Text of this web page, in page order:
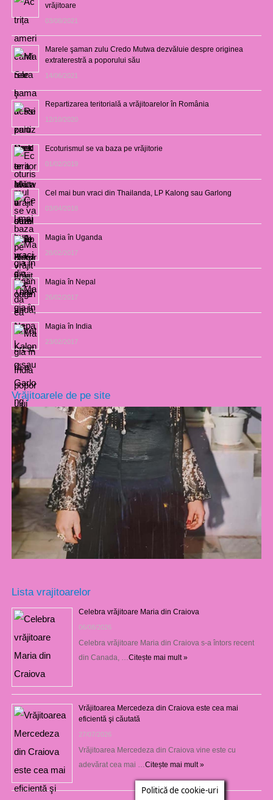
vrăjitoare
03/08/2021
Marele şaman zulu Credo Mutwa dezvăluie despre originea
extraterestră a poporului său
14/06/2021
Repartizarea teritorială a vrăjitoarelor în România
12/10/2020
Ecoturismul se va baza pe vrăjitorie
01/02/2019
Cel mai bun vraci din Thailanda, LP Kalong sau Garlong
03/04/2018
Magia în Uganda
28/02/2017
Magia în Nepal
26/02/2017
Magia în India
23/02/2017
Vrăjitoarele de pe site
Lista vrajitoarelor
Celebra vrăjitoare Maria din Craiova
06/08/2026
Celebra vrăjitoare Maria din Craiova s-a întors recent
din Canada, … Citește mai mult »
Vrăjitoarea Mercedeza din Craiova este cea mai
eficientă şi căutată
27/07/2026
Vrăjitoarea Mercedeza din Craiova vine este cu
adevărat cea mai … Citește mai mult »
Politică de cookie-uri